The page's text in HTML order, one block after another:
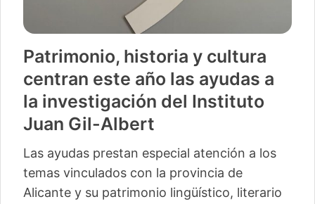
Patrimonio, historia y cultura
centran este año las ayudas a
la investigación del Instituto
Juan Gil-Albert
Las ayudas prestan especial atención a los
temas vinculados con la provincia de
Alicante y su patrimonio lingüístico, literario